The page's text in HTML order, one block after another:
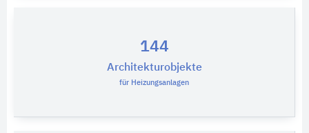
144
Architekturobjekte
für Heizungsanlagen